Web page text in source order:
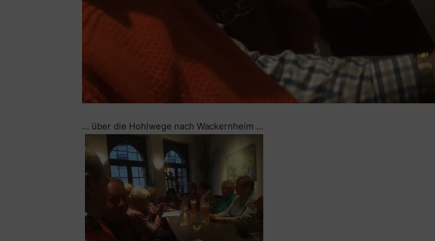
… über die Hohlwege nach Wackernheim …